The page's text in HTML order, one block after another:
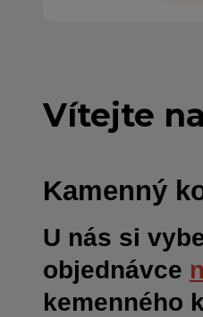
Vítejte
Kamenný
U nás si
objednávce
kemenného